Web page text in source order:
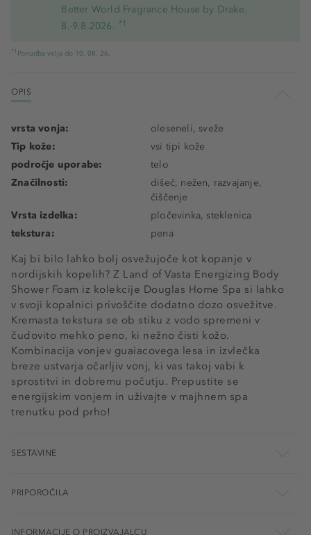
Better World Fragrance House by Drake.
8.-9.8.2026. *1
*1 Ponudba velja do 10. 08. 26.
OPIS
Kaj bi bilo lahko bolj osvežujoče kot kopanje v
nordijskih kopelih? Z Land of Vasta Energizing Body
Shower Foam iz kolekcije Douglas Home Spa si lahko
v svoji kopalnici privoščite dodatno dozo osvežitve.
Kremasta tekstura se ob stiku z vodo spremeni v
čudovito mehko peno, ki nežno čisti kožo.
Kombinacija vonjev guaiacovega lesa in izvlečka
breze ustvarja očarljiv vonj, ki vas takoj vabi k
sprostitvi in dobremu počutju. Prepustite se
energijskim vonjem in uživajte v majhnem spa
trenutku pod prho!
vrsta vonja:
oleseneli, sveže
Tip kože:
vsi tipi kože
področje uporabe:
telo
Značilnosti:
dišeč, nežen, razvajanje,
čiščenje
Vrsta izdelka:
pločevinka, steklenica
tekstura:
pena
SESTAVINE
PRIPOROČILA
INFORMACIJE O PROIZVAJALCU